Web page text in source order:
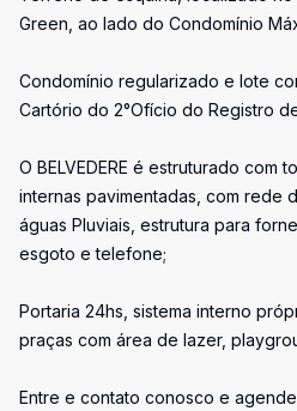
Green, ao lado do Condomínio
Condomínio regularizado e lote
Cartório do 2°Ofício do Registro
O BELVEDERE é estruturado com
internas pavimentadas, com rede
águas Pluviais, estrutura para
esgoto e telefone;
Portaria 24hs, sistema interno
praças com área de lazer,
Entre e contato conosco e agende